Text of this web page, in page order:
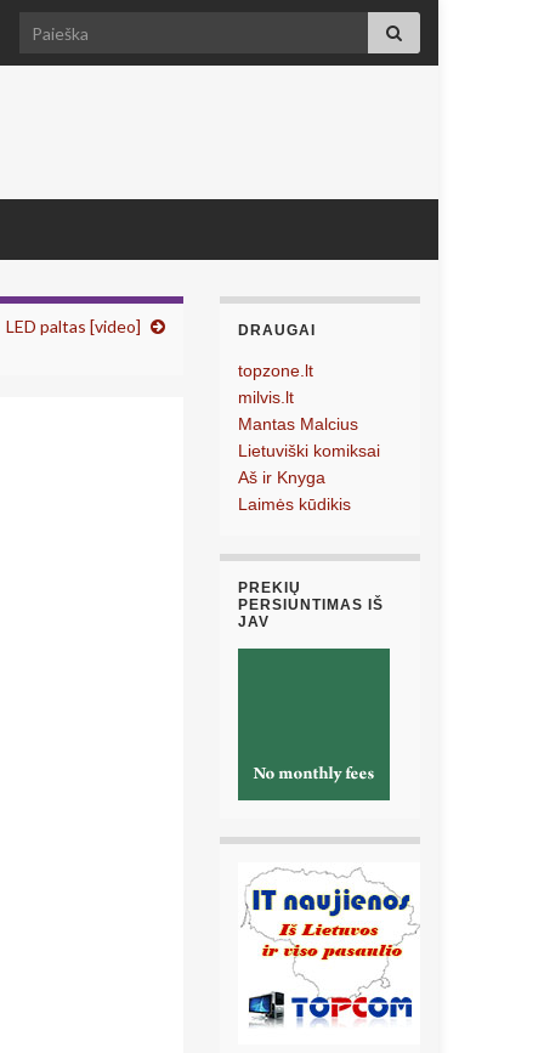
Search for:
LED paltas [video] DRAUGAI
topzone.lt
milvis.lt
Mantas Malcius
Lietuviški komiksai
Aš ir Knyga
Laimės kūdikis
PREKIŲ
PERSIUNTIMAS IŠ
JAV